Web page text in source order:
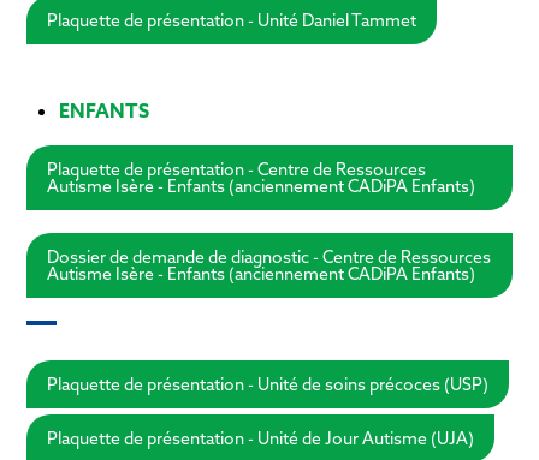
Plaquette de présentation - Unité Daniel Tammet
ENFANTS
Plaquette de présentation - Centre de Ressources
Autisme Isère - Enfants (anciennement CADiPA Enfants)
Dossier de demande de diagnostic - Centre de Ressources
Autisme Isère - Enfants (anciennement CADiPA Enfants)
Plaquette de présentation - Unité de soins précoces (USP)
Plaquette de présentation - Unité de Jour Autisme (UJA)